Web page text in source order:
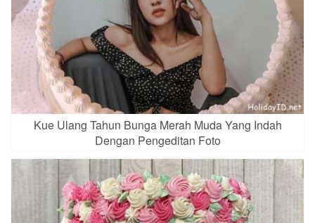
Kue Ulang Tahun Bunga Merah Muda Yang Indah
Dengan Pengeditan Foto